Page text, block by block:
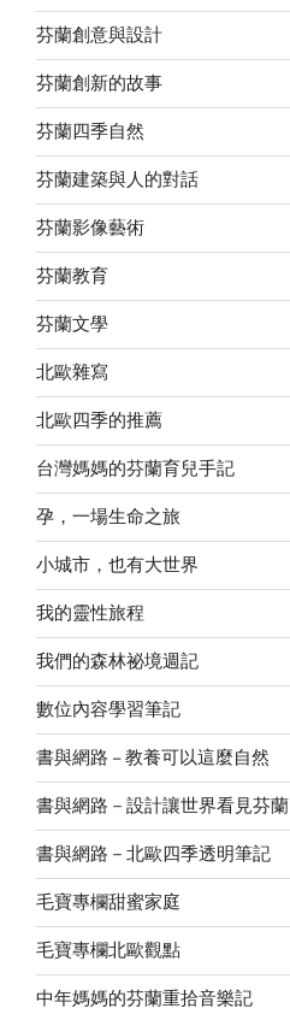
芬蘭創意與設計
芬蘭創新的故事
芬蘭四季自然
芬蘭建築與人的對話
芬蘭影像藝術
芬蘭教育
芬蘭文學
北歐雜寫
北歐四季的推薦
台灣媽媽的芬蘭育兒手記
孕，一場生命之旅
小城市，也有大世界
我的靈性旅程
我們的森林祕境週記
數位內容學習筆記
書與網路 – 教養可以這麼自然
書與網路－設計讓世界看見芬蘭
書與網路－北歐四季透明筆記
毛寶專欄甜蜜家庭
毛寶專欄北歐觀點
中年媽媽的芬蘭重拾音樂記